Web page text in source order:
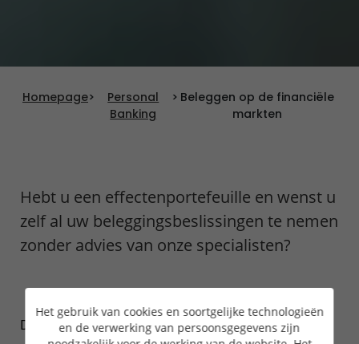
Homepage>
Personal
Banking
> Beleggen op de financiële
markten
Hebt u een effectenportefeuille en wenst u
zelf al uw beleggingsbeslissingen te nemen
zonder advies van onze specialisten?
Dan bieden wij u onze diensten als depositobank
Het gebruik van cookies en soortgelijke technologieën
en de verwerking van persoonsgegevens zijn